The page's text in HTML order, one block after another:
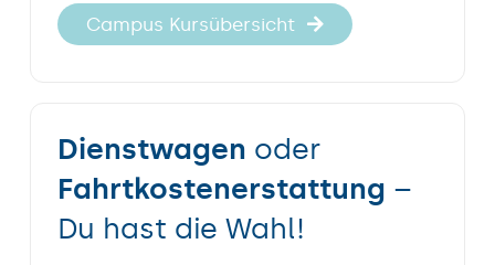
Campus Kursübersicht
Dienstwagen oder
Fahrtkosten­erstattung –
Du hast die Wahl!